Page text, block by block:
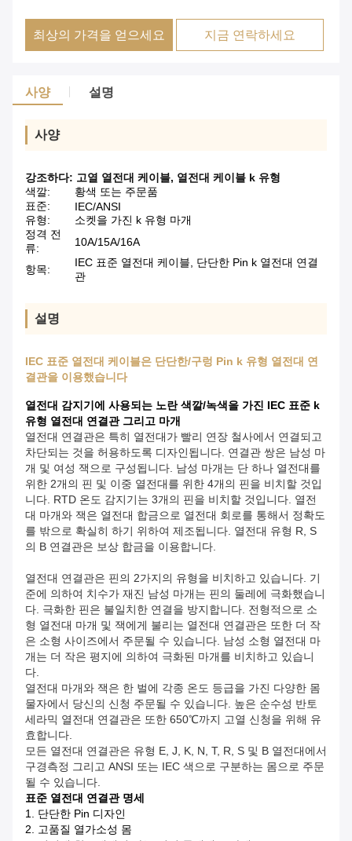
최상의 가격을 얻으세요 지금 연락하세요
사양 설명
사양
강조하다: 고열 열전대 케이블, 열전대 케이블 k 유형
색깔:
황색 또는 주문품
표준:
IEC/ANSI
유형:
소켓을 가진 k 유형 마개
정격 전
류:
10A/15A/16A
항목:
IEC 표준 열전대 케이블, 단단한 Pin k 열전대 연결
관
설명
IEC 표준 열전대 케이블은 단단한/구렁 Pin k 유형 열전대 연
결관을 이용했습니다
열전대 감지기에 사용되는 노란 색깔/녹색을 가진 IEC 표준 k
유형 열전대 연결관 그리고 마개
열전대 연결관은 특히 열전대가 빨리 연장 철사에서 연결되고
차단되는 것을 허용하도록 디자인됩니다. 연결관 쌍은 남성 마
개 및 여성 잭으로 구성됩니다. 남성 마개는 단 하나 열전대를
위한 2개의 핀 및 이중 열전대를 위한 4개의 핀을 비치할 것입
니다. RTD 온도 감지기는 3개의 핀을 비치할 것입니다. 열전
대 마개와 잭은 열전대 합금으로 열전대 회로를 통해서 정확도
를 밖으로 확실히 하기 위하여 제조됩니다. 열전대 유형 R, S
의 B 연결관은 보상 합금을 이용합니다.
열전대 연결관은 핀의 2가지의 유형을 비치하고 있습니다. 기
준에 의하여 치수가 재진 남성 마개는 핀의 둘레에 극화했습니
다. 극화한 핀은 불일치한 연결을 방지합니다. 전형적으로 소
형 열전대 마개 및 잭에게 불리는 열전대 연결관은 또한 더 작
은 소형 사이즈에서 주문될 수 있습니다. 남성 소형 열전대 마
개는 더 작은 평지에 의하여 극화된 마개를 비치하고 있습니
다.
열전대 마개와 잭은 한 벌에 각종 온도 등급을 가진 다양한 몸
물자에서 당신의 신청 주문될 수 있습니다. 높은 순수성 반토
세라믹 열전대 연결관은 또한 650℃까지 고열 신청을 위해 유
효합니다.
모든 열전대 연결관은 유형 E, J, K, N, T, R, S 및 B 열전대에서
구경측정 그리고 ANSI 또는 IEC 색으로 구분하는 몸으로 주문
될 수 있습니다.
표준 열전대 연결관 명세
1. 단단한 Pin 디자인
2. 고품질 열가소성 몸